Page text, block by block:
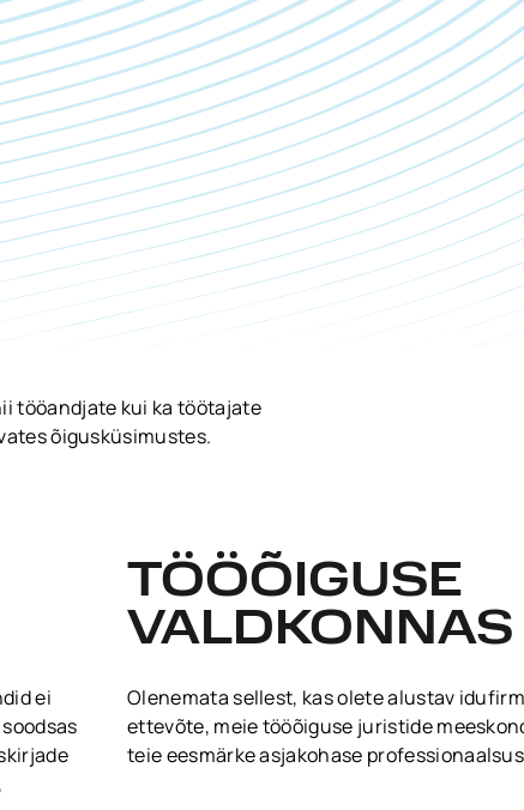
tööandjate kui ka töötajate
õigusküsimustes.
TÖÖÕIGUSE
VALDKONNAS
ei
Olenemata sellest, kas olete alustav
ettevõte, meie tööõiguse juristide
teie eesmärke asjakohase